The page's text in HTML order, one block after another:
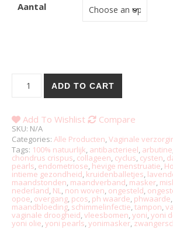
Aantal
ADD TO CART
Add To Wishlist Compare
SKU: N/A
Categories: Alle Producten,Vaginale
Tags: 100% natuurlijk, antibacterieel, arbutine
chondrus crispus, collageen, cyclus, cysten,
pearls, endometriose, hevige menstruatie,
intieme gezondheid, kruidenballetjes,
maandstonden, maandverband, masker,
nederland, NL, non woven, ongesteld,
opoe, overgang, pcos, ph waarde, phwaarde,
maandbloeding, schimmelinfectie,tampon,
vaginale droogheid,vleesbomen,yoni,yoni
yoni olie,yoni pearls,yonimasker,